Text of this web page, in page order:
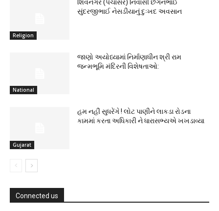
Religion
શિવનગર (પંચાસર) નિવાસી છગનભાઈ
સુંદરજીભાઈ નેસડીયાનું દુઃખદ અવસાન
National
જાણો અયોધ્યામાં નિર્માણાધીન શ્રી રામ
જન્મભૂમિ મંદિરની વિશેષતાઓ:
Gujarat
હમ નહીં સુધરેંગે ! લોટ પાણીને લાકડા રોડના
કામમાં કરતા અધિકારી ને ધારાસભ્યએ ખખડાવ્યા
Connected us